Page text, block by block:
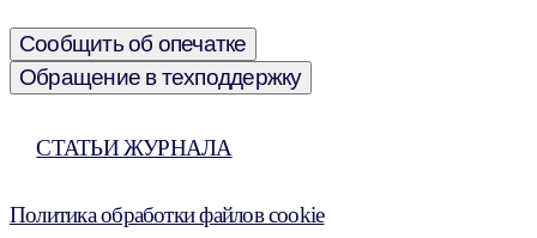
Сообщить об опечатке
Обращение в техподдержку
СТАТЬИ ЖУРНАЛА
Политика обработки файлов cookie